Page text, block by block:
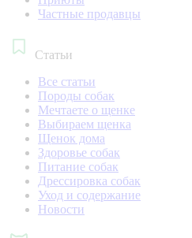
Частные продавцы
Статьи
Все статьи
Породы собак
Мечтаете о щенке
Выбираем щенка
Щенок дома
Здоровье собак
Питание собак
Дрессировка собак
Уход и содержание
Новости